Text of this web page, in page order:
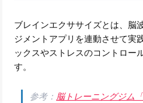
ブレインエクササイズとは、脳
ジメントアプリを連動させて実
ックスやストレスのコントロー
す。
参考： 脳トレーニングジム